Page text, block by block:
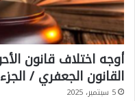
أوجه اختلاف قانون
القانون الجعفري / الجزء 1
5 سبتمبر، 2025